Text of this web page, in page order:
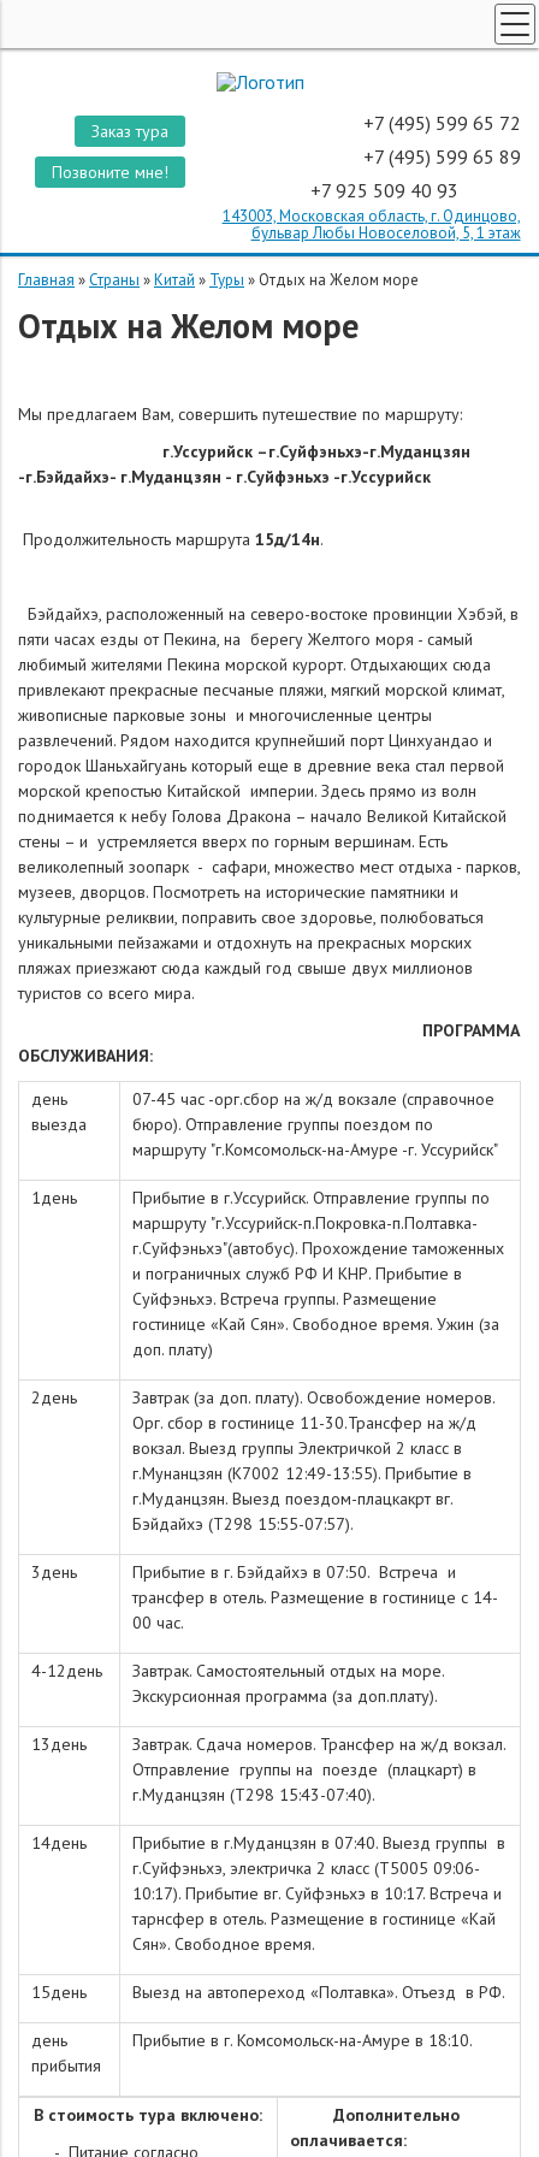
Заказ тура
Позвоните мне!
+7 (495) 599 65 72
+7 (495) 599 65 89
+7 925 509 40 93
143003, Московская область, г. Одинцово,
бульвар Любы Новоселовой, 5, 1 этаж
ТУРЫ ПО РОССИИ
ТУРЫ ДЛЯ ШКОЛЬНИКОВ
ПОИСК ТУРОВ
СТРАНЫ
О КОМПАНИИ
Главная »Страны »Китай » Туры » Отдых на Желом море
Отдых на Желом море
Мы предлагаем Вам, совершить путешествие по маршруту:
г.Уссурийск –г.Суйфэньхэ-г.Муданцзян
-г.Бэйдайхэ- г.Муданцзян - г.Суйфэньхэ -г.Уссурийск
Продолжительность маршрута 15д/14н.
Бэйдайхэ, расположенный на северо-востоке провинции Хэбэй, в
пяти часах езды от Пекина, на берегу Желтого моря - самый
любимый жителями Пекина морской курорт. Отдыхающих сюда
привлекают прекрасные песчаные пляжи, мягкий морской климат,
живописные парковые зоны и многочисленные центры
развлечений. Рядом находится крупнейший порт Цинхуандао и
городок Шаньхайгуань который еще в древние века стал первой
морской крепостью Китайской империи. Здесь прямо из волн
поднимается к небу Голова Дракона – начало Великой Китайской
стены – и устремляется вверх по горным вершинам. Есть
великолепный зоопарк - сафари, множество мест отдыха - парков,
музеев, дворцов. Посмотреть на исторические памятники и
культурные реликвии, поправить свое здоровье, полюбоваться
уникальными пейзажами и отдохнуть на прекрасных морских
пляжах приезжают сюда каждый год свыше двух миллионов
туристов со всего мира.
ПРОГРАММА
ОБСЛУЖИВАНИЯ:
день
выезда
07-45 час -орг.сбор на ж/д вокзале (справочное
бюро). Отправление группы поездом по
маршруту "г.Комсомольск-на-Амуре -г. Уссурийск"
1день
Прибытие в г.Уссурийск. Отправление группы по
маршруту "г.Уссурийск-п.Покровка-п.Полтавка-
г.Суйфэньхэ"(автобус). Прохождение таможенных
и пограничных служб РФ И КНР. Прибытие в
Суйфэньхэ. Встреча группы. Размещение
гостинице «Кай Сян». Свободное время. Ужин (за
доп. плату)
2день
Завтрак (за доп. плату). Освобождение номеров.
Орг. сбор в гостинице 11-30.Трансфер на ж/д
вокзал. Выезд группы Электричкой 2 класс в
г.Мунанцзян (К7002 12:49-13:55). Прибытие в
г.Муданцзян. Выезд поездом-плацкакрт вг.
Бэйдайхэ (T298 15:55-07:57).
3день
Прибытие в г. Бэйдайхэ в 07:50. Встреча и
трансфер в отель. Размещение в гостинице с 14-
00 час.
4-12день
Завтрак. Самостоятельный отдых на море.
Экскурсионная программа (за доп.плату).
13день
Завтрак. Сдача номеров. Трансфер на ж/д вокзал.
Отправление группы на поезде (плацкарт) в
г.Муданцзян (T298 15:43-07:40).
14день
Прибытие в г.Муданцзян в 07:40. Выезд группы в
г.Суйфэньхэ, электричка 2 класс (T5005 09:06-
10:17). Прибытие вг. Суйфэньхэ в 10:17. Встреча и
тарнсфер в отель. Размещение в гостинице «Кай
Сян». Свободное время.
15день Выезд на автопереход «Полтавка». Отъезд в РФ.
день
прибытия
Прибытие в г. Комсомольск-на-Амуре в 18:10.
В стоимость тура включено:
­ - Питание согласно
Дополнительно
оплачивается: